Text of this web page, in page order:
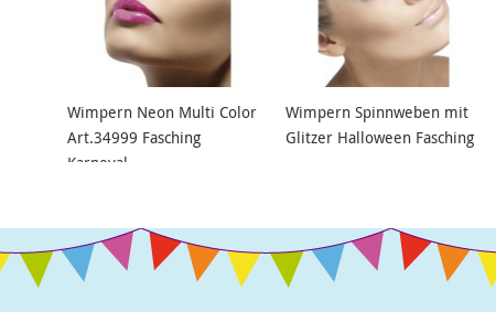
Wimpern Neon Multi Color
Art.34999 Fasching
Karneval
Wimpern Spinnweben mit
Glitzer Halloween Fasching